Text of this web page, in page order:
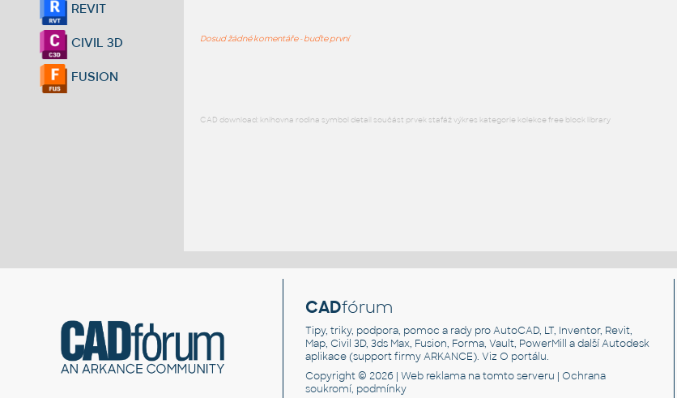
REVIT
CIVIL 3D
FUSION
Dosud žádné komentáře - buďte první
CAD download: knihovna rodina symbol detail součást prvek stafáž výkres kategorie kolekce free block library
CADfórum
Tipy, triky, podpora, pomoc a rady pro AutoCAD, LT, Inventor, Revit,
Map, Civil 3D, 3ds Max, Fusion, Forma, Vault, PowerMill a další Autodesk
aplikace (support firmy ARKANCE). VizO portálu.
Copyright © 2026 |Web reklama na tomto serveru |Ochrana
soukromí, podmínky